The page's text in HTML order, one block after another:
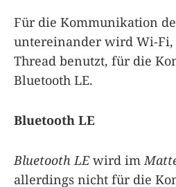
Für die Kommunikation
untereinander wird Wi-Fi,
Thread benutzt, für die
Bluetooth LE.
Bluetooth LE
Bluetooth LEwird im
allerdings nicht für die